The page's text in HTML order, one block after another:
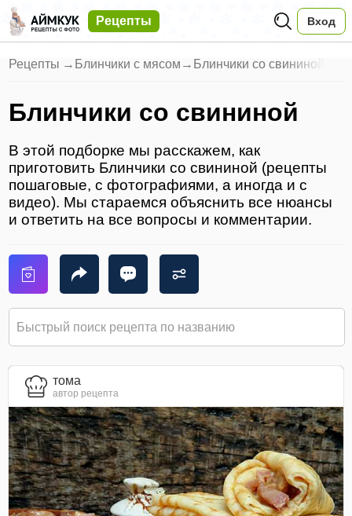
Рецепты Вход
Рецепты → Блинчики с мясом → Блинчики со свининой
Блинчики со свининой
В этой подборке мы расскажем, как
приготовить Блинчики со свининой (рецепты
пошаговые, с фотографиями, а иногда и с
видео). Мы стараемся объяснить все нюансы
и ответить на все вопросы и комментарии.
тома
автор рецепта